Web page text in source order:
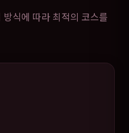
식에 따라 최적의 코스를